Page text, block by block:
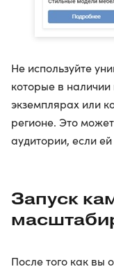
Не используйте
которые в наличии
экземплярах или
регионе. Это
аудитории, если
Запуск
После того как вы